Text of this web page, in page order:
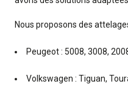
Nous proposons des
Peugeot : 5008, 3008,
Volkswagen : Tiguan,